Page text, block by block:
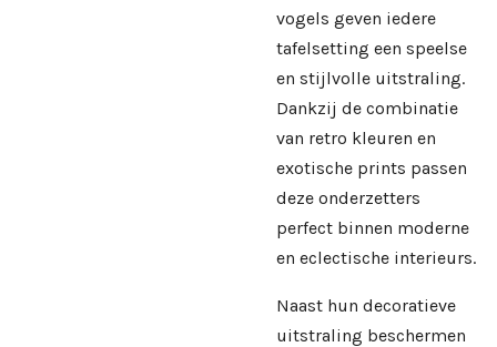
vogels geven iedere
tafelsetting een speelse
en stijlvolle uitstraling.
Dankzij de combinatie
van retro kleuren en
exotische prints passen
deze onderzetters
perfect binnen moderne
en eclectische interieurs.
Naast hun decoratieve
uitstraling beschermen